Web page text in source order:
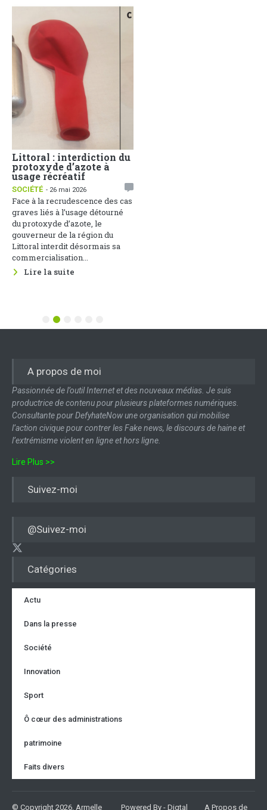
Littoral : interdiction du
protoxyde d’azote à
usage récréatif
SOCIÉTÉ - 26 mai 2026
Face à la recrudescence des cas
graves liés à l’usage détourné
du protoxyde d’azote, le
gouverneur de la région du
Littoral interdit désormais sa
commercialisation...
Lire la suite
5
Catégories
Actu
Dans la presse
Société
Innovation
Sport
Ô cœur des administrations
patrimoine
Faits divers
A propos de moi
Passionnée de l’outil Internet et des nouveaux médias. Je suis
productrice de contenu pour plusieurs plateformes numériques.
Consultante pour DefyhateNow une organisation qui mobilise
l’action civique pour contrer les Fake news, le discours de haine et
l’extrémisme violent en ligne et hors ligne.
Lire Plus >>
Suivez-moi
@Suivez-moi
© Copyright 2026. Armelle Powered By - Digtal A Propos de